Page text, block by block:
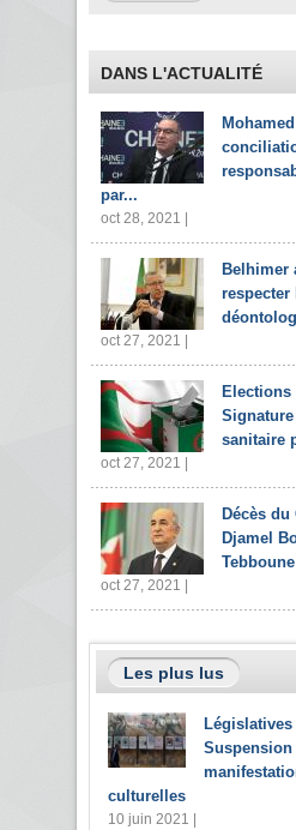
DANS L'ACTUALITÉ
par...
oct 28, 2021 |
Belhimer
respecter
oct 27, 2021 |
Elections
sanitaire
oct 27, 2021 |
Décès
Djamel
oct 27, 2021 |
Les plus lus
Suspension
culturelles
10 juin 2021 |